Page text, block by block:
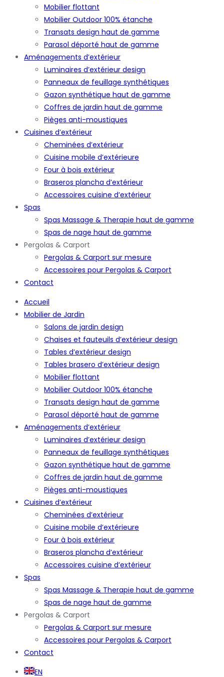
Mobilier flottant
Mobilier Outdoor 100% étanche
Transats design haut de gamme
Parasol déporté haut de gamme
Aménagements d’extérieur
Luminaires d’extérieur design
Panneaux de feuillage synthétiques
Gazon synthétique haut de gamme
Coffres de jardin haut de gamme
Pièges anti-moustiques
Cuisines d’extérieur
Cheminées d’extérieur
Cuisine mobile d’extérieure
Four à bois extérieur
Braseros plancha d’extérieur
Accessoires cuisine d’extérieur
Spas
Spas Massage & Therapie haut de gamme
Spas de nage haut de gamme
Pergolas & Carport
Pergolas & Carport sur mesure
Accessoires pour Pergolas & Carport
Contact
Accueil
Mobilier de Jardin
Salons de jardin design
Chaises et fauteuils d’extérieur design
Tables d’extérieur design
Tables brasero d’extérieur design
Mobilier flottant
Mobilier Outdoor 100% étanche
Transats design haut de gamme
Parasol déporté haut de gamme
Aménagements d’extérieur
Luminaires d’extérieur design
Panneaux de feuillage synthétiques
Gazon synthétique haut de gamme
Coffres de jardin haut de gamme
Pièges anti-moustiques
Cuisines d’extérieur
Cheminées d’extérieur
Cuisine mobile d’extérieure
Four à bois extérieur
Braseros plancha d’extérieur
Accessoires cuisine d’extérieur
Spas
Spas Massage & Therapie haut de gamme
Spas de nage haut de gamme
Pergolas & Carport
Pergolas & Carport sur mesure
Accessoires pour Pergolas & Carport
Contact
EN